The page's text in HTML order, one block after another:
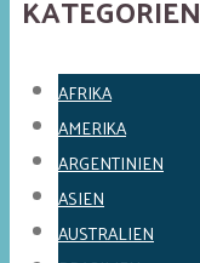
KATEGORIEN
AFRIKA
AMERIKA
ARGENTINIEN
ASIEN
AUSTRALIEN